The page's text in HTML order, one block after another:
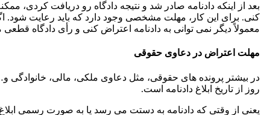
بعد از اینکه دادنامه صادر شد و نتیجه دادگاه رو دریافت کردی،
کنی. برای این کار، مهلت مشخصی وجود دارد که باید رعایت شود.
معمولاً دیگر نمی توانی به دادنامه اعتراض کنی و رأی دادگاه
مهلت اعتراض در دعاوی حقوقی
روز از تاریخ ابلاغ دادنامه است.